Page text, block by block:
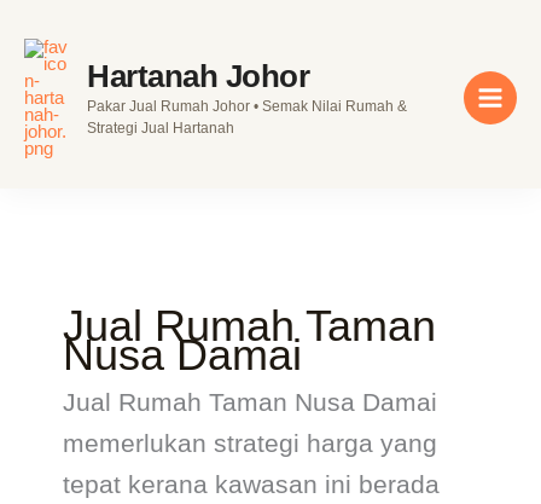
content
Hartanah Johor
Pakar Jual Rumah Johor • Semak Nilai Rumah &
Strategi Jual Hartanah
Jual Rumah Taman
Nusa Damai
Jual Rumah Taman Nusa Damai
memerlukan strategi harga yang
tepat kerana kawasan ini berada